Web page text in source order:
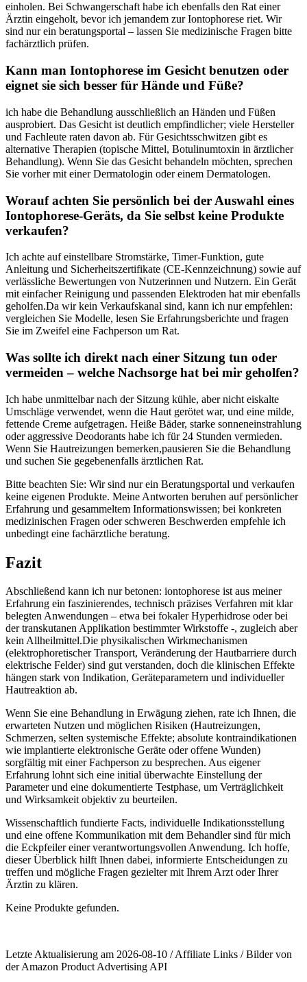
einholen. Bei Schwangerschaft habe ⁢ich ebenfalls den Rat ⁣einer
Ärztin eingeholt, bevor ich jemandem zur Iontophorese riet. Wir
sind nur ein beratungsportal – lassen Sie medizinische Fragen bitte
fachärztlich prüfen.
Kann man Iontophorese‌ im Gesicht‌ benutzen oder
eignet sie sich​ besser für Hände und Füße?
ich habe ⁢die Behandlung ausschließlich an Händen und Füßen
ausprobiert. ⁢Das Gesicht⁢ ist deutlich empfindlicher; viele Hersteller
und Fachleute raten davon ab. Für Gesichtsschwitzen gibt es
alternative Therapien (topische Mittel, ‍Botulinumtoxin in ärztlicher
Behandlung). Wenn Sie das Gesicht behandeln‍ möchten, sprechen
Sie vorher mit einer Dermatologin oder ‌einem Dermatologen.
Worauf‌ achten Sie persönlich bei der Auswahl ⁢eines
Iontophorese-Geräts, da Sie selbst keine Produkte
verkaufen?
Ich achte auf einstellbare Stromstärke, Timer-Funktion, gute
Anleitung und Sicherheitszertifikate (CE-Kennzeichnung) sowie auf‍
verlässliche Bewertungen von Nutzerinnen und Nutzern. Ein​ Gerät
mit einfacher Reinigung und passenden Elektroden ⁤hat mir ebenfalls
geholfen.Da ⁣wir‌ kein Verkaufskanal sind, kann ich⁢ nur empfehlen:
vergleichen Sie⁤ Modelle, lesen Sie Erfahrungsberichte und fragen⁢
Sie⁤ im Zweifel eine Fachperson um Rat.
Was sollte ich direkt nach einer Sitzung tun oder
vermeiden – welche Nachsorge hat bei mir geholfen?
Ich ⁣habe unmittelbar ⁢nach der Sitzung kühle, aber nicht eiskalte
Umschläge verwendet, ⁣wenn die Haut gerötet war,⁤ und ⁣eine‌ milde,
fettende Creme aufgetragen. Heiße Bäder,⁣ starke sonneneinstrahlung
oder aggressive​ Deodorants habe ich für 24 Stunden vermieden.
Wenn‌ Sie Hautreizungen bemerken,pausieren Sie die Behandlung
und suchen Sie gegebenenfalls ‌ärztlichen Rat.
Bitte beachten Sie: Wir sind nur ein Beratungsportal und verkaufen
keine eigenen Produkte. Meine Antworten beruhen auf persönlicher
Erfahrung und gesammeltem Informationswissen; bei konkreten
‍medizinischen Fragen oder⁣ schweren Beschwerden empfehle ich
⁣unbedingt eine fachärztliche beratung.
Fazit
Abschließend kann ich nur betonen: iontophorese ist aus⁢ meiner
Erfahrung⁤ ein faszinierendes, ​technisch präzises Verfahren mit klar
belegten ⁤Anwendungen – ‌etwa bei ​fokaler Hyperhidrose oder bei
der transkutanen⁢ Applikation bestimmter Wirkstoffe -, zugleich aber
kein Allheilmittel.Die physikalischen Wirkmechanismen
(elektrophoretischer Transport, Veränderung ‍der ‌Hautbarriere durch
elektrische Felder) sind gut verstanden, doch die klinischen Effekte
⁤hängen stark von Indikation, Geräteparametern und individueller
Hautreaktion ab.
Wenn Sie eine Behandlung in Erwägung ziehen, rate ich Ihnen,⁢ die‌
erwarteten Nutzen und möglichen Risiken (Hautreizungen,
Schmerzen, selten systemische Effekte; absolute kontraindikationen
wie implantierte elektronische Geräte oder offene Wunden)
sorgfältig mit einer​ Fachperson zu ⁤besprechen. Aus eigener
Erfahrung lohnt sich eine initial überwachte Einstellung der
Parameter‌ und eine dokumentierte Testphase, um‌ Verträglichkeit
und Wirksamkeit objektiv zu beurteilen.
Wissenschaftlich⁣ fundierte Facts, individuelle Indikationsstellung
und eine offene ‍Kommunikation mit ‍dem Behandler sind für mich
die Eckpfeiler einer verantwortungsvollen‌ Anwendung. Ich hoffe,
dieser Überblick hilft Ihnen dabei, informierte Entscheidungen zu ​
treffen und mögliche Fragen gezielter mit Ihrem Arzt oder Ihrer
Ärztin zu klären.
Keine Produkte gefunden.
Letzte Aktualisierung am 2026-08-10 / Affiliate Links / Bilder von
der Amazon Product Advertising API